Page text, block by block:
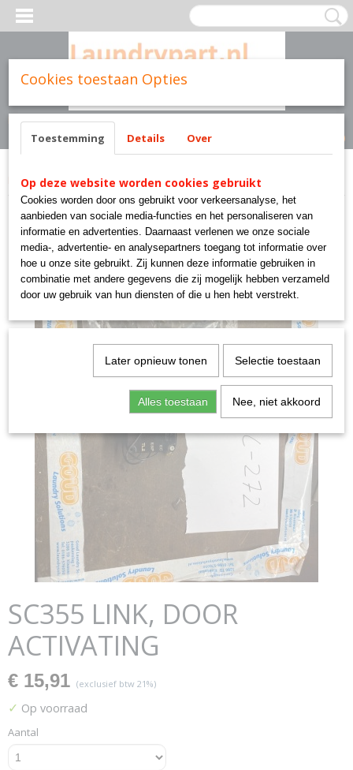
Inloggen Registreren
(0)
Home >Cissell parts>SC355 LINK, DOOR ACTIVATING
SC355 LINK, DOOR
ACTIVATING
€ 15,91 (exclusief btw 21%)
✓ Op voorraad
Aantal
Cookies toestaan Opties
Toestemming Details Over
Op deze website worden cookies gebruikt
Cookies worden door ons gebruikt voor verkeersanalyse, het
aanbieden van sociale media-functies en het personaliseren van
informatie en advertenties. Daarnaast verlenen we onze sociale
media-, advertentie- en analysepartners toegang tot informatie over
hoe u onze site gebruikt. Zij kunnen deze informatie gebruiken in
combinatie met andere gegevens die zij mogelijk hebben verzameld
door uw gebruik van hun diensten of die u hen hebt verstrekt.
Later opnieuw tonen Selectie toestaan
Alles toestaan Nee, niet akkoord